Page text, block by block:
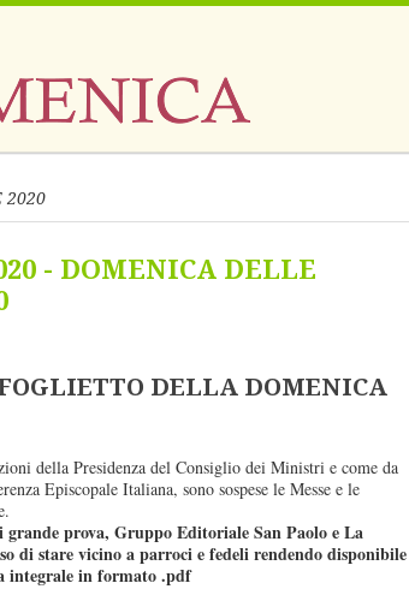
2020
- DOMENICA DELLE
DELLA DOMENICA
della Presidenza del Consiglio dei Ministri e come da
Episcopale Italiana, sono sospese le Messe e le
grande prova, Gruppo Editoriale San Paolo e La
di stare vicino a parroci e fedeli rendendo disponibile
integrale in formato .pdf